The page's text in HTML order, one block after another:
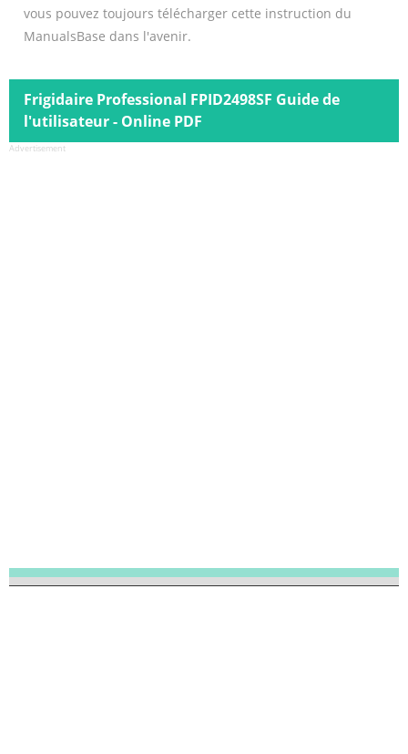
vous pouvez toujours télécharger cette instruction du
ManualsBase dans l'avenir.
Frigidaire Professional FPID2498SF Guide de
l'utilisateur - Online PDF
Advertisement